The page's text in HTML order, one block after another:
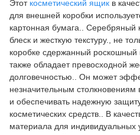
Этот косметический ящик в
для внешней коробки
картонная бумага.. Серебряный
блеск и жесткую текстуру., не
коробке сдержанный
также обладает превосходной
долговечностью.. Он может
незначительным столкновениям
и обеспечивать надежную
косметических средств.. В
материала для индивидуальных